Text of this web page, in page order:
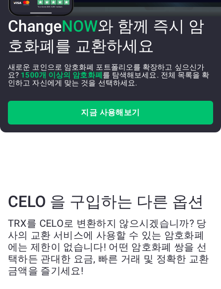
ChangeNOW와 함께 즉시 암
호화폐를 교환하세요
새로운 코인으로 암호화폐 포트폴리오를 확장하고 싶으신가
요? 1500개 이상의 암호화폐 를 탐색해보세요. 전체 목록을 확
인하고 자신에게 맞는 것을 선택하세요.
지금 사용해보기
CELO 을 구입하는 다른 옵션
TRX를 CELO로 변환하지 않으시겠습니까? 당
사의 교환 서비스에 사용할 수 있는 암호화폐
에는 제한이 없습니다! 어떤 암호화폐 쌍을 선
택하든 관대한 요금, 빠른 거래 및 정확한 교환
금액을 즐기세요!